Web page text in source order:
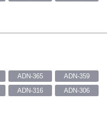
ADN-365
ADN-359
ADN-316
ADN-306